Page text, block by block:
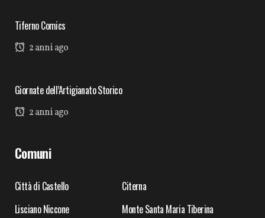
Tiferno Comics
2 anni ago
Giornate dell’Artigianato Storico
2 anni ago
Comuni
Città di Castello
Citerna
Lisciano Niccone
Monte Santa Maria Tiberina